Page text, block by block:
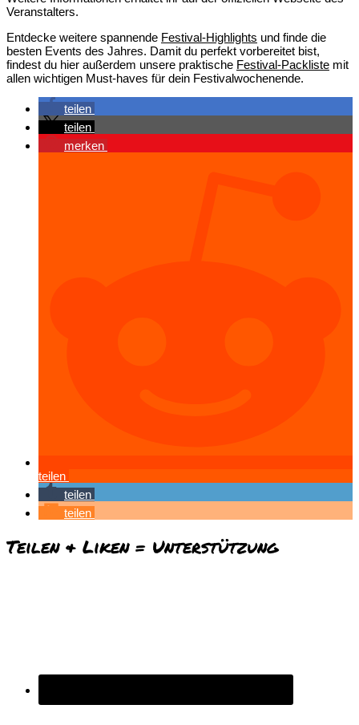
Veranstalters.
Entdecke weitere spannende Festival-Highlights und finde die
besten Events des Jahres. Damit du perfekt vorbereitet bist,
findest du hier außerdem unsere praktische Festival-Packliste mit
allen wichtigen Must-haves für dein Festivalwochenende.
teilen
teilen
merken
teilen
teilen
teilen
Teilen & Liken = Unterstützung